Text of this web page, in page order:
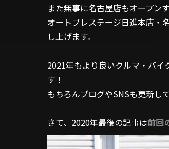
また無事に名古屋店もオープン
オートプレステージ日進本店・
し上げます。
2021年もより良いクルマ・バ
す！
もちろんブログやSNSも更新し
さて、2020年最後の記事は前回